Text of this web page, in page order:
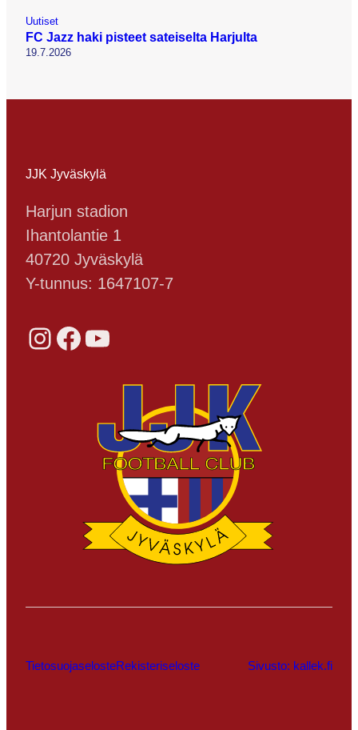
Uutiset
FC Jazz haki pisteet sateiselta Harjulta
19.7.2026
JJK Jyväskylä
Harjun stadion
Ihantolantie 1
40720 Jyväskylä
Y-tunnus: 1647107-7
Instagram Facebook YouTube
TietosuojaselosteRekisteriseloste Sivusto: kallek.fi